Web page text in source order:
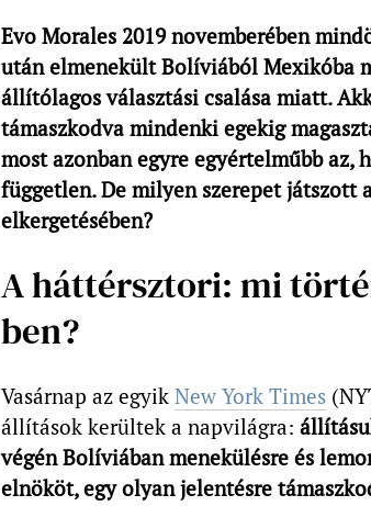
Evo Morales 2019 novemberében
után elmenekült Bolíviából Mexikóba
állítólagos választási csalása miatt.
támaszkodva mindenki egekig
most azonban egyre egyértelműbb az,
független. De milyen szerepet
elkergetésében?
A háttérsztori: mi
ben?
Vasárnap az egyik New York Times
állítások kerültek a napvilágra:
végén Bolíviában menekülésre és
elnököt, egy olyan jelentésre